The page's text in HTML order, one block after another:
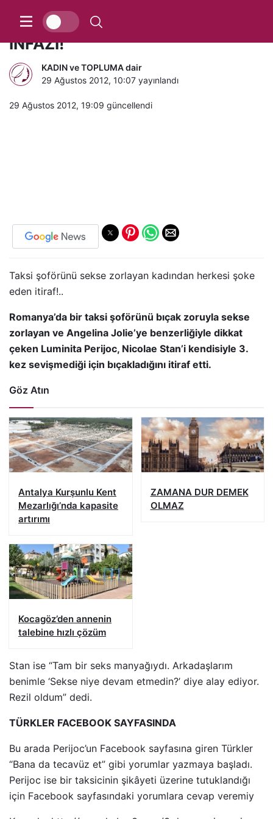
TAKSİCİYE 3.KEZ SEVİŞMEDİ
İNFAZI!
KADIN ve TOPLUMA dair
29 Ağustos 2012, 10:07 yayınlandı
29 Ağustos 2012, 19:09 güncellendi
Taksi şoförünü sekse zorlayan kadından herkesi şoke
eden itiraf!..
Romanya’da bir taksi şoförünü bıçak zoruyla sekse
zorlayan ve Angelina Jolie’ye benzerliğiyle dikkat
çeken Luminita Perijoc, Nicolae Stan’i kendisiyle 3.
kez sevişmediği için bıçakladığını itiraf etti.
Göz Atın
Antalya Kurşunlu Kent
Mezarlığı’nda kapasite
artırımı
ZAMANA DUR DEMEK
OLMAZ
Kocagöz’den annenin
talebine hızlı çözüm
Stan ise “Tam bir seks manyağıydı. Arkadaşlarım
benimle ‘Sekse niye devam etmedin?’ diye alay ediyor.
Rezil oldum” dedi.
TÜRKLER FACEBOOK SAYFASINDA
Bu arada Perijoc’un Facebook sayfasına giren Türkler
“Bana da tecavüz et” gibi yorumlar yazmaya başladı.
Perijoc ise bir taksicinin şikâyeti üzerine tutuklandığı
için Facebook sayfasındaki yorumlara cevap veremiy